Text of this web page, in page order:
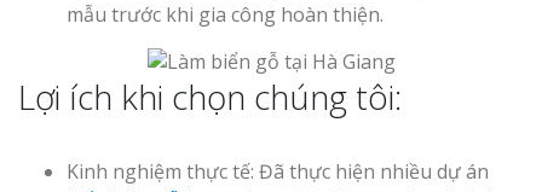
mẫu trước khi gia công hoàn thiện.
Lợi ích khi chọn chúng tôi:
Kinh nghiệm thực tế: Đã thực hiện nhiều dự án